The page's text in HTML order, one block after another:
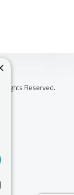
Rights Reserved.